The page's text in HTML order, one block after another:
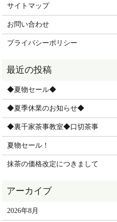
サイトマップ
お問い合わせ
プライバシーポリシー
◆夏物セール◆
◆夏季休業のお知らせ◆
◆裏千家茶事教室◆口切茶事
夏物セール！
抹茶の価格改定につきまして
2026年8月